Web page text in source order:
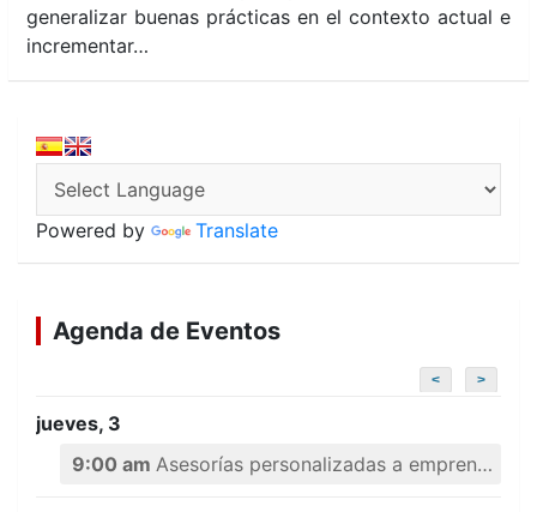
generalizar buenas prácticas en el contexto actual e
incrementar…
Powered by Translate
Agenda de Eventos
< >
jueves, 3
9:00 am Asesorías personalizadas a emprendedores